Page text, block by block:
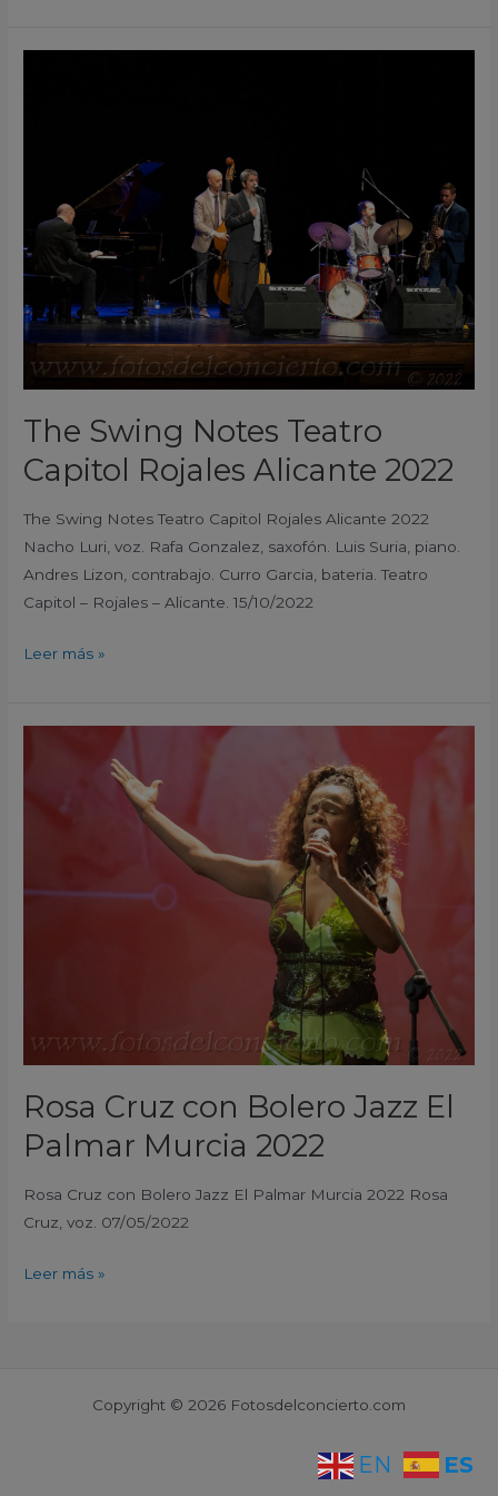
The Swing Notes Teatro
Capitol Rojales Alicante 2022
The Swing Notes Teatro Capitol Rojales Alicante 2022
Nacho Luri, voz. Rafa Gonzalez, saxofón. Luis Suria, piano.
Andres Lizon, contrabajo. Curro Garcia, bateria. Teatro
Capitol – Rojales – Alicante. 15/10/2022
Rojales
Alicante
2022
Leer más »
Rosa Cruz con Bolero Jazz El
Palmar Murcia 2022
Rosa Cruz con Bolero Jazz El Palmar Murcia 2022 Rosa
Cruz, voz. 07/05/2022
Leer más »
Copyright © 2026 Fotosdelconcierto.com
EN ES